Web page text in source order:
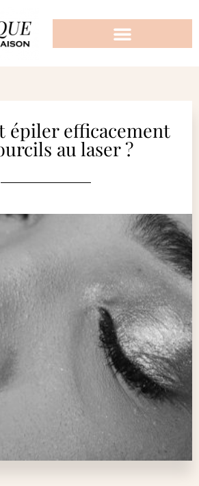
épiler efficacement
au laser ?